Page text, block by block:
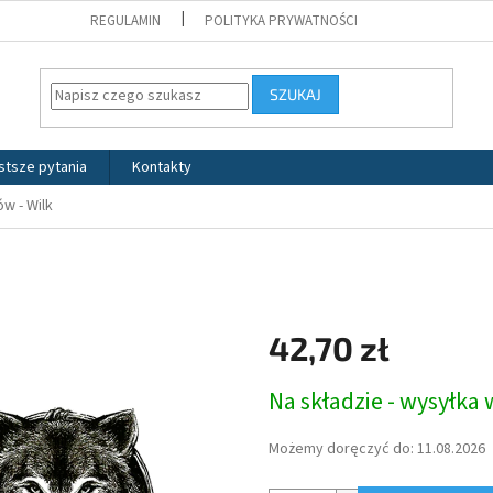
REGULAMIN POLITYKA PRYWATNOŚCI
SZUKAJ
pytania
Kontakty
- Wilk
42,70 zł
jednostkowa:
Na składzie -
Możemy doręczyć do: 11.08.2026